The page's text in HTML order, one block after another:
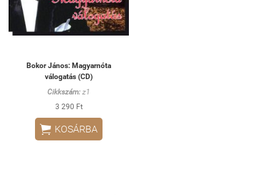
Bokor János: Magyarnóta
válogatás (CD)
Cikkszám: z1
3 290 Ft
 KOSÁRBA